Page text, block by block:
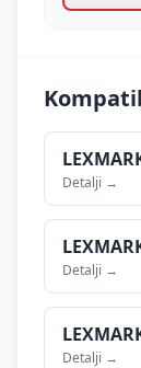
Detalji →
Detalji →
Detalji →